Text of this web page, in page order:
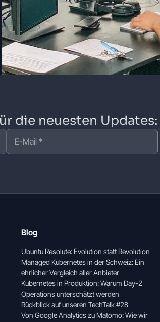
die neuesten Updates:
Blog
Ubuntu Resolute: Evolution statt Revolution
Managed Kubernetes in der Schweiz: Ein
ehrlicher Vergleich aller Anbieter
Kubernetes in Produktion: Warum Day-2
Operations unterschätzt werden
Rückblick auf unseren TechTalk #28
Von Google Analytics zu Matomo: Wie wir